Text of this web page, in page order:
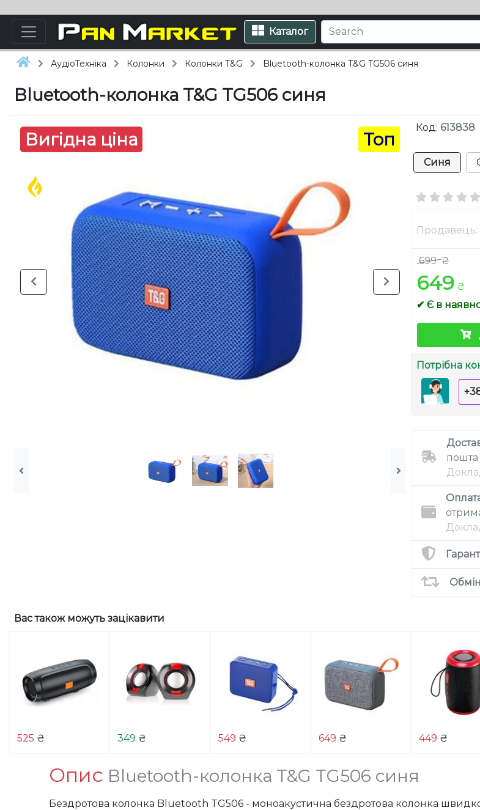
Каталог
АудіоТехніка Колонки Колонки T&G Bluetooth-колонка T&G TG506 синя
Bluetooth-колонка T&G TG506 синя
Вигідна ціна Топ
Код: 613838
Синя
Продавець:
699 ₴
649 ₴
✔ Є в
Потрібна
пошта
Вас також можуть зацікавити
525 ₴ 349 ₴ 549 ₴ 649 ₴ 449 ₴
Опис Bluetooth-колонка T&G TG506 синя
Бездротова колонка Bluetooth TG506 - моноакустична бездротова колонка